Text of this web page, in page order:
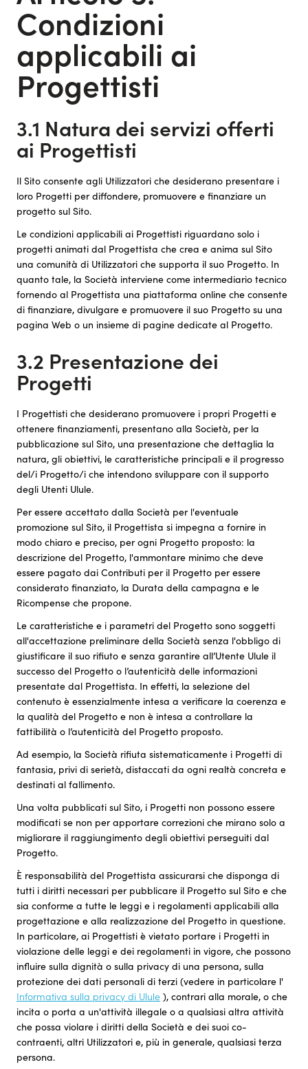
Condizioni
applicabili ai
Progettisti
3.1 Natura dei servizi offerti
ai Progettisti
Il Sito consente agli Utilizzatori che desiderano presentare i
loro Progetti per diffondere, promuovere e finanziare un
progetto sul Sito.
Le condizioni applicabili ai Progettisti riguardano solo i
progetti animati dal Progettista che crea e anima sul Sito
una comunità di Utilizzatori che supporta il suo Progetto. In
quanto tale, la Società interviene come intermediario tecnico
fornendo al Progettista una piattaforma online che consente
di finanziare, divulgare e promuovere il suo Progetto su una
pagina Web o un insieme di pagine dedicate al Progetto.
3.2 Presentazione dei
Progetti
I Progettisti che desiderano promuovere i propri Progetti e
ottenere finanziamenti, presentano alla Società, per la
pubblicazione sul Sito, una presentazione che dettaglia la
natura, gli obiettivi, le caratteristiche principali e il progresso
del/i Progetto/i che intendono sviluppare con il supporto
degli Utenti Ulule.
Per essere accettato dalla Società per l'eventuale
promozione sul Sito, il Progettista si impegna a fornire in
modo chiaro e preciso, per ogni Progetto proposto: la
descrizione del Progetto, l'ammontare minimo che deve
essere pagato dai Contributi per il Progetto per essere
considerato finanziato, la Durata della campagna e le
Ricompense che propone.
Le caratteristiche e i parametri del Progetto sono soggetti
all'accettazione preliminare della Società senza l'obbligo di
giustificare il suo rifiuto e senza garantire all’Utente Ulule il
successo del Progetto o l’autenticità delle informazioni
presentate dal Progettista. In effetti, la selezione del
contenuto è essenzialmente intesa a verificare la coerenza e
la qualità del Progetto e non è intesa a controllare la
fattibilità o l’autenticità del Progetto proposto.
Ad esempio, la Società rifiuta sistematicamente i Progetti di
fantasia, privi di serietà, distaccati da ogni realtà concreta e
destinati al fallimento.
Una volta pubblicati sul Sito, i Progetti non possono essere
modificati se non per apportare correzioni che mirano solo a
migliorare il raggiungimento degli obiettivi perseguiti dal
Progetto.
È responsabilità del Progettista assicurarsi che disponga di
tutti i diritti necessari per pubblicare il Progetto sul Sito e che
sia conforme a tutte le leggi e i regolamenti applicabili alla
progettazione e alla realizzazione del Progetto in questione.
In particolare, ai Progettisti è vietato portare i Progetti in
violazione delle leggi e dei regolamenti in vigore, che possono
influire sulla dignità o sulla privacy di una persona, sulla
protezione dei dati personali di terzi (vedere in particolare l'
Informativa sulla privacy di Ulule ), contrari alla morale, o che
incita o porta a un'attività illegale o a qualsiasi altra attività
che possa violare i diritti della Società e dei suoi co-
contraenti, altri Utilizzatori e, più in generale, qualsiasi terza
persona.